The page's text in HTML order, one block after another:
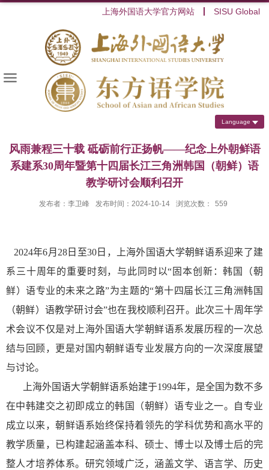
上海外国语大学官方网站 SISU Global
Language
风雨兼程三十载 砥砺前行正扬帆——纪念上外朝鲜语
系建系30周年暨第十四届长江三角洲韩国（朝鲜）语
教学研讨会顺利召开
发布者：李卫峰 发布时间：2024-10-14 浏览次数： 559
2024年6月 28 日至30日，上海外国语大学朝鲜语系迎来了建
系三十周年的重要时刻，与此同时以“固本创新：韩国（朝
鲜）语专业的未来之路”为主题的“第十四届长江三角洲韩国
（朝鲜）语教学研讨会”也在我校顺利召开。此次三十周年学
术会议不仅是对上海外国语大学朝鲜语系发展历程的一次总
结与回顾，更是对国内朝鲜语专业发展方向的一次深度展望
与讨论。
上海外国语大学朝鲜语系始建于1994年，是全国为数不多
在中韩建交之初即成立的韩国（朝鲜）语专业之一。自专业
成立以来，朝鲜语系始终保持着领先的学科优势和高水平的
教学质量，已构建起涵盖本科、硕士、博士以及博士后的完
整人才培养体系。研究领域广泛，涵盖文学、语言学、历史